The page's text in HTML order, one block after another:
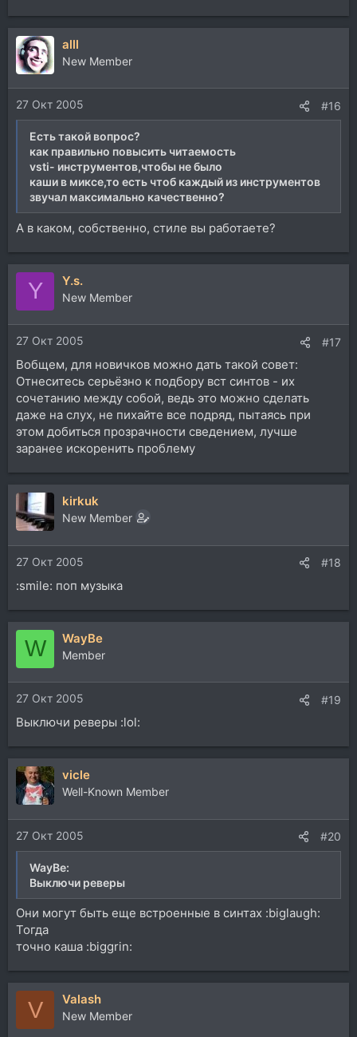
alll
New Member
27 Окт 2005 #16
Есть такой вопрос?
как правильно повысить читаемость
vsti- инструментов,чтобы не было
каши в миксе,то есть чтоб каждый из инструментов
звучал максимально качественно?
А в каком, собственно, стиле вы работаете?
Y Y.s.
New Member
27 Окт 2005 #17
Вобщем, для новичков можно дать такой совет:
Отнеситесь серьёзно к подбору вст синтов - их
сочетанию между собой, ведь это можно сделать
даже на слух, не пихайте все подряд, пытаясь при
этом добиться прозрачности сведением, лучше
заранее искоренить проблему
kirkuk
New Member
27 Окт 2005 #18
:smile: поп музыка
W WayBe
Member
27 Окт 2005 #19
Выключи реверы :lol:
vicle
Well-Known Member
27 Окт 2005 #20
WayBe:
Выключи реверы
Они могут быть еще встроенные в синтах :biglaugh:
Тогда
точно каша :biggrin:
V Valash
New Member